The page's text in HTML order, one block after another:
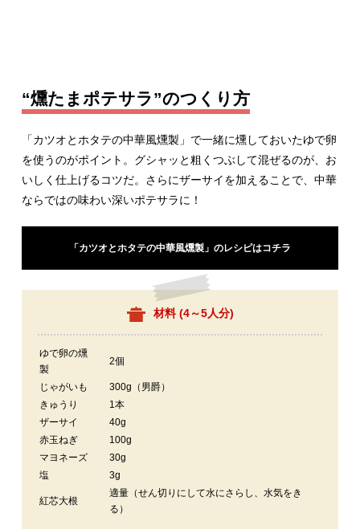
“燻たまポテサラ”のつくり方
「カツオとホタテの中華風燻製」で一緒に燻しておいたゆで卵
を使うのがポイント。グシャッと粗くつぶして混ぜるのが、お
いしく仕上げるコツだ。さらにザーサイを加えることで、中華
ならではの味わい深いポテサラに！
「カツオとホタテの中華風燻製」のレシピはコチラ
材料 (4～5人分)
ゆで卵の燻
製
2個
じゃがいも
300g（男爵）
きゅうり
1本
ザーサイ
40g
赤玉ねぎ
100g
マヨネーズ
30g
塩
3g
紅芯大根
適量（せん切りにして水にさらし、水気をき
る）